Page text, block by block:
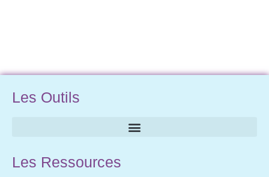
Les Outils
Les Ressources